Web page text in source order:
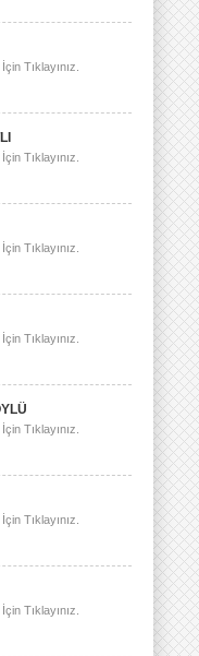
Tıklayınız.
Tıklayınız.
Tıklayınız.
Tıklayınız.
Tıklayınız.
Tıklayınız.
Tıklayınız.